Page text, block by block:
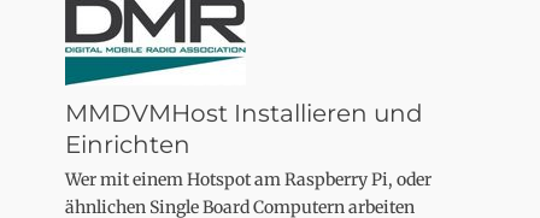
MMDVMHost Installieren und
Einrichten
Wer mit einem Hotspot am Raspberry Pi, oder
ähnlichen Single Board Computern arbeiten